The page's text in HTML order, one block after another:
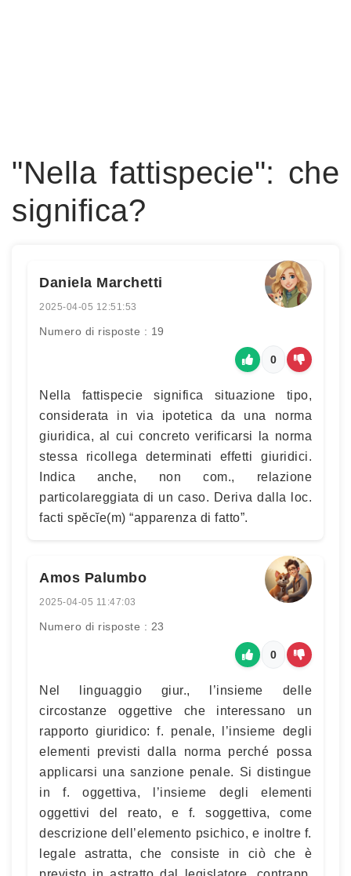
"Nella fattispecie": che
significa?
Daniela Marchetti
2025-04-05 12:51:53
Numero di risposte : 19
0
Nella fattispecie significa situazione tipo,
considerata in via ipotetica da una norma
giuridica, al cui concreto verificarsi la norma
stessa ricollega determinati effetti giuridici.
Indica anche, non com., relazione
particolareggiata di un caso. Deriva dalla loc.
facti spĕcĭe(m) “apparenza di fatto”.
Amos Palumbo
2025-04-05 11:47:03
Numero di risposte : 23
0
Nel linguaggio giur., l’insieme delle
circostanze oggettive che interessano un
rapporto giuridico: f. penale, l’insieme degli
elementi previsti dalla norma perché possa
applicarsi una sanzione penale. Si distingue
in f. oggettiva, l’insieme degli elementi
oggettivi del reato, e f. soggettiva, come
descrizione dell’elemento psichico, e inoltre f.
legale astratta, che consiste in ciò che è